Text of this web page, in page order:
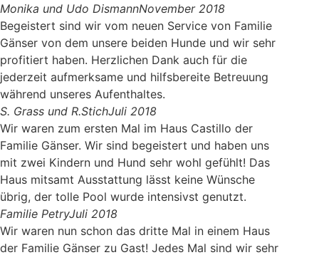
Monika und Udo DismannNovember 2018
Begeistert sind wir vom neuen Service von Familie
Gänser von dem unsere beiden Hunde und wir sehr
profitiert haben. Herzlichen Dank auch für die
jederzeit aufmerksame und hilfsbereite Betreuung
während unseres Aufenthaltes.
S. Grass und R.StichJuli 2018
Wir waren zum ersten Mal im Haus Castillo der
Familie Gänser. Wir sind begeistert und haben uns
mit zwei Kindern und Hund sehr wohl gefühlt! Das
Haus mitsamt Ausstattung lässt keine Wünsche
übrig, der tolle Pool wurde intensivst genutzt.
Familie PetryJuli 2018
Wir waren nun schon das dritte Mal in einem Haus
der Familie Gänser zu Gast! Jedes Mal sind wir sehr